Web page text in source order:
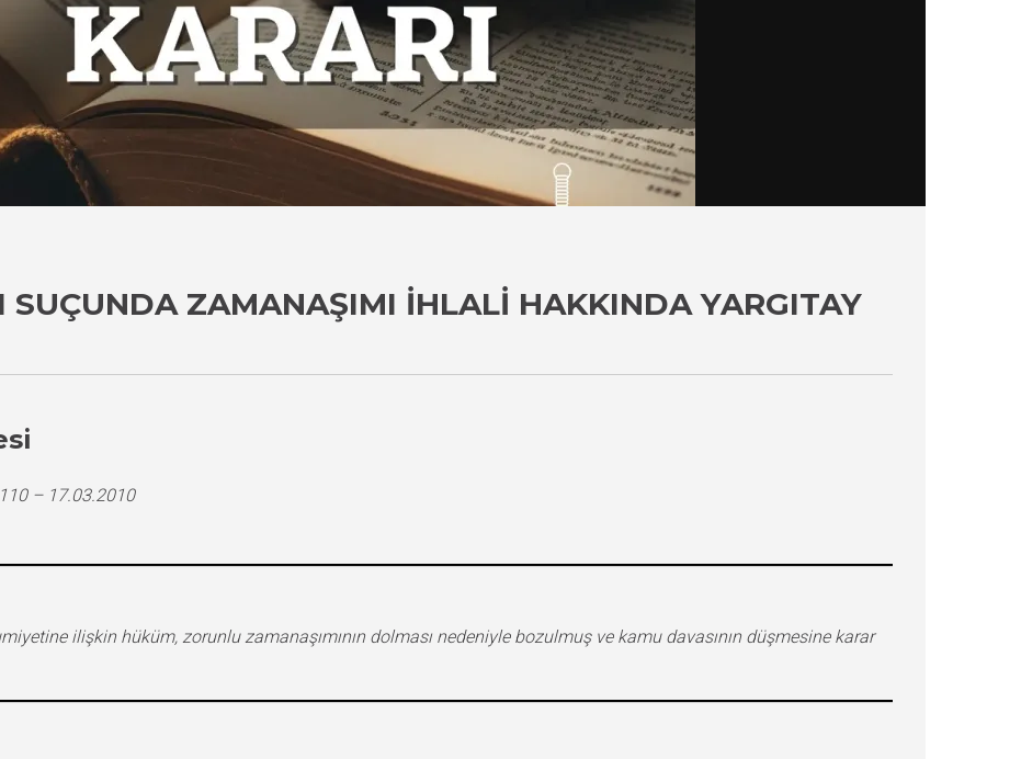
SUÇUNDA ZAMANAŞIMI İHLALI HAKKINDA YARGITAY
– 17.03.2010
ilişkin hüküm, zorunlu zamanaşımının dolması nedeniyle bozulmuş ve kamu davasının düşmesine karar